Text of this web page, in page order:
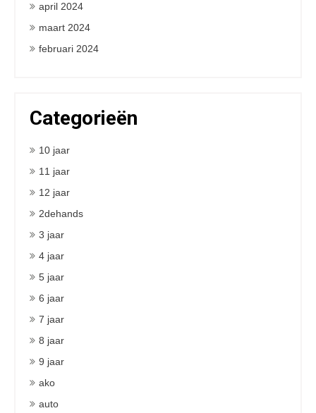
april 2024
maart 2024
februari 2024
Categorieën
10 jaar
11 jaar
12 jaar
2dehands
3 jaar
4 jaar
5 jaar
6 jaar
7 jaar
8 jaar
9 jaar
ako
auto